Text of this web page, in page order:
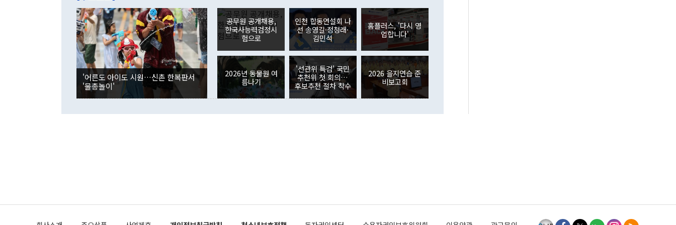
이 9월 러시아 블라디보스토크에서 열리는 '동방경제포럼(EEF)'을 언급하
며 "정부 차원에서 (참석을) 검토하고 있다"고 발언한 데 대해서도 조 장관
은 "그것은 외교부의 몫"이라며 "아직 거기까지 진도가 나가지 않았다"고
잘랐다. 정 장관이 이날 소개한 대북 구상과 설명은 정부 내 조율을 거치지
않았다는 점에서 문제가 있다. 특히 주적 표현 대체와 국호 사용, 9·19 군
사합의 복원, 4자회담 추진 등은 통일부 장관이 결정할 사안이 아니어서 월
권이라는 지적이 나오고 있다. 이 대통령은 정 장관의 업무보고를 듣고 난
뒤 "여기 업무보고에 발표했다고 승인난 건 아니다"라고 재차 확인했다. 정
부의 한 소식통은 "정 장관의 발언 내용은 대부분 국가안전보장회의(NSC)
를 거쳐 결정된 사안이 아닌 정 장관의 개인적 생각에 가깝다"며 "안보 관
련 부처 장관이 정부의 공식 정책이 아닌 사안을 추진하겠다고 업무보고를
하고 대통령의 면전에서 '국군통수권자가 나서야 한다'고 주장한 것은 심각
이나 미국은 북한에 선비핵화를 공식적으로 요구한 적이 없기 때문이다. 지
였던 올해 3월(369억9000만달러)을 넘어선 것이다. 직접투자에서는 내국
인의 해외투자가 80억1000만달러, 외국인의 국내투자가 46억3000만달러
각각 증가했다. 증권투자에서는 외국인의 국내 주식 매도세가 이어졌다. 외
국인의 국내 주식 투자는 차익실현 매도 등의 영향으로 316억1000만달러
감소하며 전월(-310억5000만달러)에 이어 역대 최대 순매도 기록을 다시
경신했다. 외국인의 국내 채권투자는 세계국채지수(WGBI) 자금 유입에도
분기 말 만기도래 영향으로 증가 폭이 줄어든 52억9000만달러를 기록했
다. 내국인의 해외 증권투자는 주식을 중심으로 35억6000만달러 증가했
다. eoyn2@newspim.com
'어른도 아이도 시원…신촌 한복판서
'물총놀이'
공무원 공개채용,
한국사능력검정시
험으로
인천 합동연설회 나
선 송영길·정청래·
김민석
홈플러스, '다시 영
업합니다'
2026년 동물원 여
름나기
'선관위 특검' 국민
추천위 첫 회의…
후보추천 절차 착수
2026 을지연습 준
비보고회